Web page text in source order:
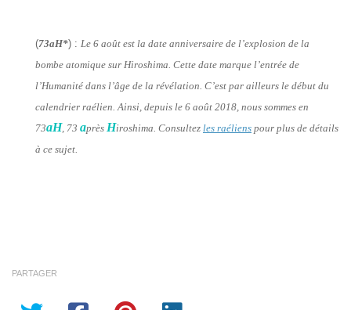
(73aH*) : Le 6 août est la date anniversaire de l’explosion de la
bombe atomique sur Hiroshima. Cette date marque l’entrée de
l’Humanité dans l’âge de la révélation. C’est par ailleurs le début du
calendrier raélien. Ainsi, depuis le 6 août 2018, nous sommes en
73aH, 73 après Hiroshima. Consultez les raéliens pour plus de détails
à ce sujet.
PARTAGER